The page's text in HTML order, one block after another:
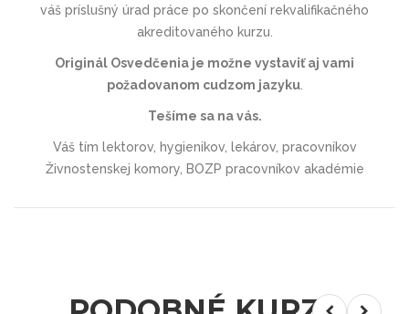
váš príslušný úrad práce po skončení rekvalifikačného
akreditovaného kurzu.
Originál Osvedčenia je možne vystaviť aj vami
požadovanom cudzom jazyku.
Tešíme sa na vás.
Váš tím lektorov, hygienikov, lekárov, pracovníkov
Živnostenskej komory, BOZP pracovníkov akadémie